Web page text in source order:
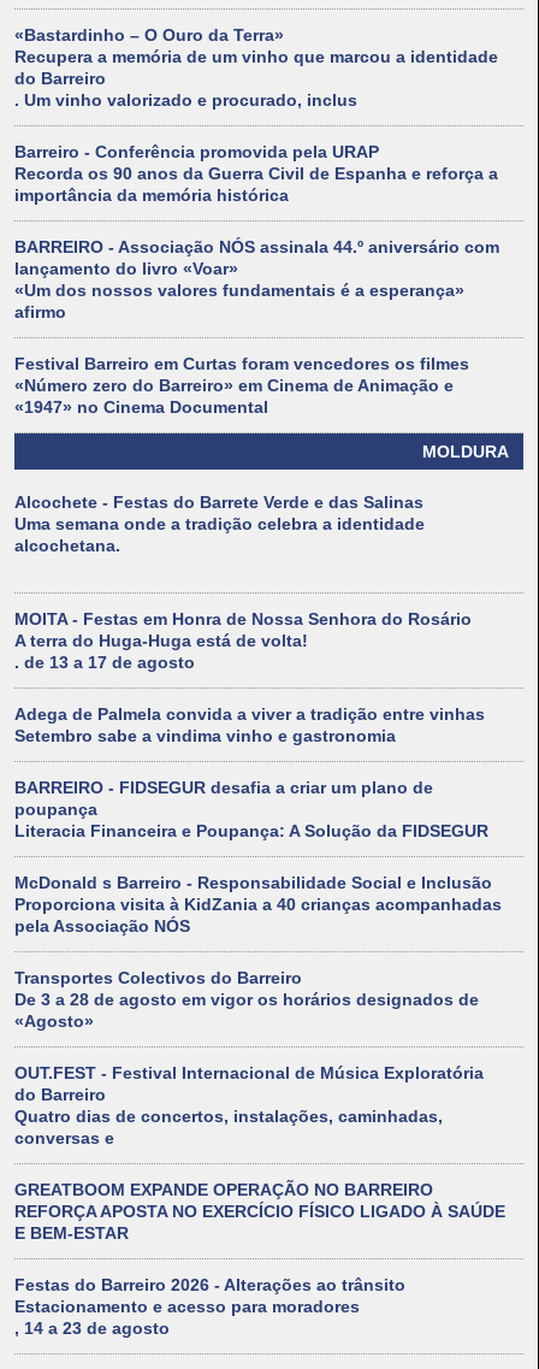
«Bastardinho – O Ouro da Terra»
Recupera a memória de um vinho que marcou a identidade
do Barreiro
. Um vinho valorizado e procurado, inclus
Barreiro - Conferência promovida pela URAP
Recorda os 90 anos da Guerra Civil de Espanha e reforça a
importância da memória histórica
BARREIRO - Associação NÓS assinala 44.º aniversário com
lançamento do livro «Voar»
«Um dos nossos valores fundamentais é a esperança»
afirmo
Festival Barreiro em Curtas foram vencedores os filmes
«Número zero do Barreiro» em Cinema de Animação e
«1947» no Cinema Documental
MOLDURA
Alcochete - Festas do Barrete Verde e das Salinas
Uma semana onde a tradição celebra a identidade
alcochetana.
MOITA - Festas em Honra de Nossa Senhora do Rosário
A terra do Huga-Huga está de volta!
. de 13 a 17 de agosto
Adega de Palmela convida a viver a tradição entre vinhas
Setembro sabe a vindima vinho e gastronomia
BARREIRO - FIDSEGUR desafia a criar um plano de
poupança
Literacia Financeira e Poupança: A Solução da FIDSEGUR
McDonald s Barreiro - Responsabilidade Social e Inclusão
Proporciona visita à KidZania a 40 crianças acompanhadas
pela Associação NÓS
Transportes Colectivos do Barreiro
De 3 a 28 de agosto em vigor os horários designados de
«Agosto»
OUT.FEST - Festival Internacional de Música Exploratória
do Barreiro
Quatro dias de concertos, instalações, caminhadas,
conversas e
GREATBOOM EXPANDE OPERAÇÃO NO BARREIRO
REFORÇA APOSTA NO EXERCÍCIO FÍSICO LIGADO À SAÚDE
E BEM-ESTAR
Festas do Barreiro 2026 - Alterações ao trânsito
Estacionamento e acesso para moradores
, 14 a 23 de agosto